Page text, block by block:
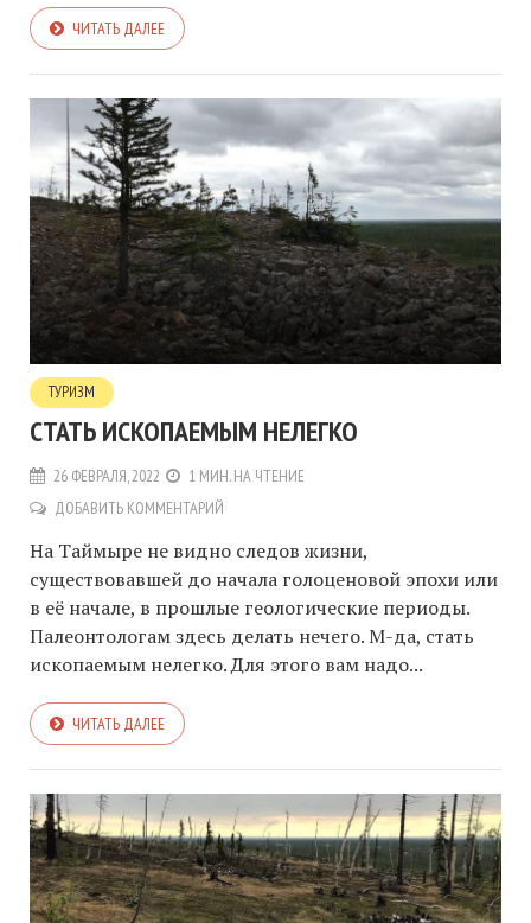
ЧИТАТЬ ДАЛЕЕ
ТУРИЗМ
CТАТЬ ИСКОПАЕМЫМ НЕЛЕГКО
26 ФЕВРАЛЯ, 2022
1 МИН. НА ЧТЕНИЕ
ДОБАВИТЬ КОММЕНТАРИЙ
На Таймыре не видно следов жизни,
существовавшей до начала голоценовой эпохи или
в её начале, в прошлые геологические периоды.
Палеонтологам здесь делать нечего. М-да, стать
ископаемым нелегко. Для этого вам надо...
ЧИТАТЬ ДАЛЕЕ